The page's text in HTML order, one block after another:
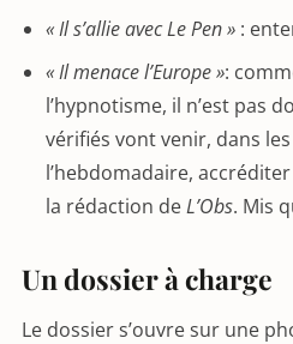
« Il s’allie avec Le Pen » :
« Il menace l’Europe »:
l’hypnotisme, il n’est pas
vérifiés vont venir, dans
l’hebdomadaire,
la rédaction deL’Obs. Mis
Un dossier à charge
Le dossier s’ouvre sur une